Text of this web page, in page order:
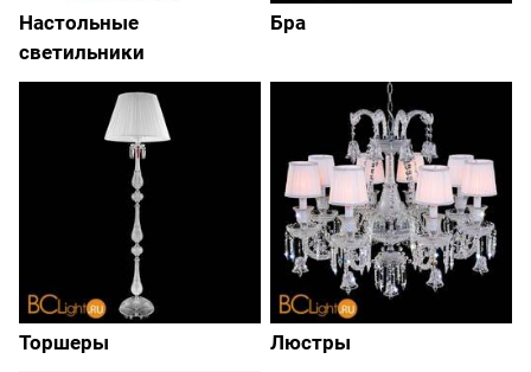
Настольные
светильники
Бра
Торшеры Люстры